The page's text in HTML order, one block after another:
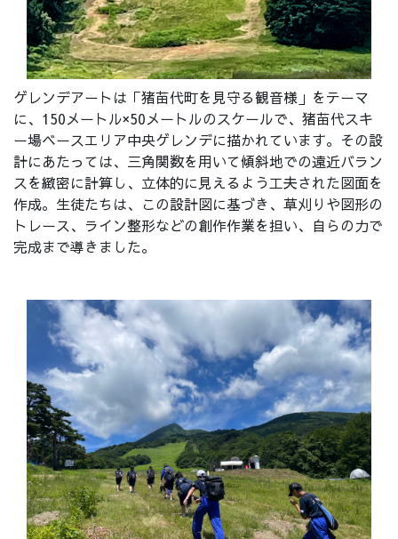
ゲレンデアートは「猪苗代町を見守る観音様」をテーマ
に、150メートル×50メートルのスケールで、猪苗代スキ
ー場ベースエリア中央ゲレンデに描かれています。その設
計にあたっては、三角関数を用いて傾斜地での遠近バラン
スを緻密に計算し、立体的に見えるよう工夫された図面を
作成。生徒たちは、この設計図に基づき、草刈りや図形の
トレース、ライン整形などの創作作業を担い、自らの力で
完成まで導きました。